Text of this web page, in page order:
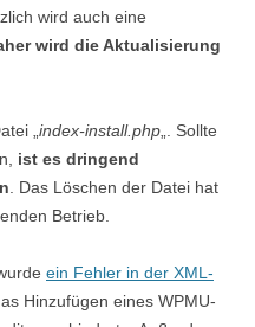
wird auch eine
wird die Aktualisierung
„ index-install.php „. Sollte
ist es dringend
. Das Löschen der Datei hat
Betrieb.
ein Fehler in der XML-
Hinzufügen eines WPMU-